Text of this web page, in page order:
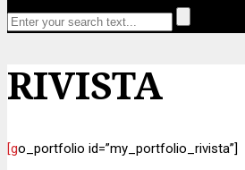
RIVISTA
[go_portfolio id=”my_portfolio_rivista”]